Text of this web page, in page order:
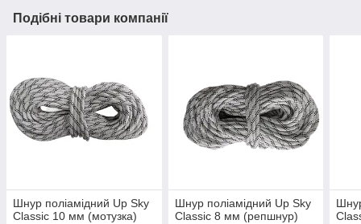
Подібні товари компанії
Шнур поліамідний Up Sky
Classic 10 мм (мотузка)
Шнур поліамідний Up Sky
Classic 8 мм (репшнур)